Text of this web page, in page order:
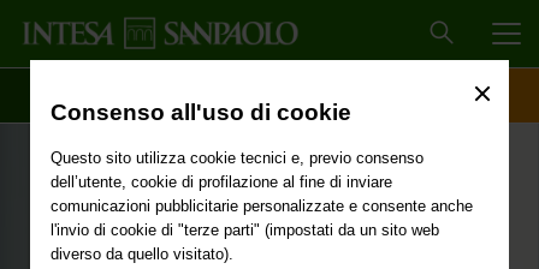
Consenso all'uso di cookie
Questo sito utilizza cookie tecnici e, previo consenso
dell’utente, cookie di profilazione al fine di inviare
comunicazioni pubblicitarie personalizzate e consente anche
l'invio di cookie di "terze parti" (impostati da un sito web
diverso da quello visitato).
La tua banca sempre
con te